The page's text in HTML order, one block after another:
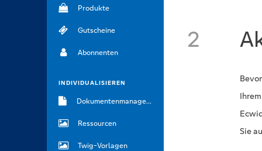
Produkte
Gutscheine
Abonnenten
INDIVIDUALISIEREN
Dokumentenmanagement
Ressourcen
Twig-Vorlagen
2
Sie